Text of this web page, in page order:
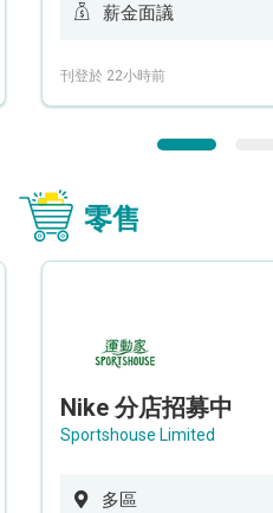
薪金面議
刊登於 22小時前
零售
Nike 分店招募中
Sportshouse Limited
多區